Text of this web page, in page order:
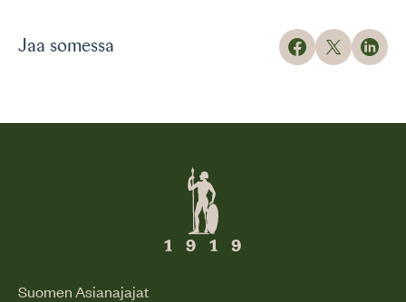
Jaa somessa
Suomen Asianajajat